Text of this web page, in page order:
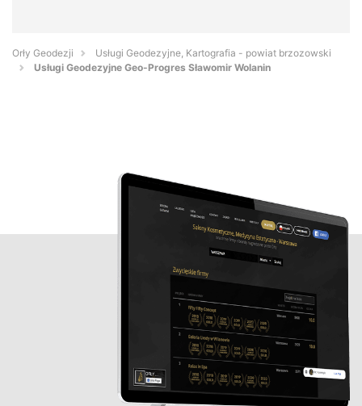
Orły Geodezji
Usługi Geodezyjne, Kartografia - powiat brzozowski
Usługi Geodezyjne Geo-Progres Sławomir Wolanin